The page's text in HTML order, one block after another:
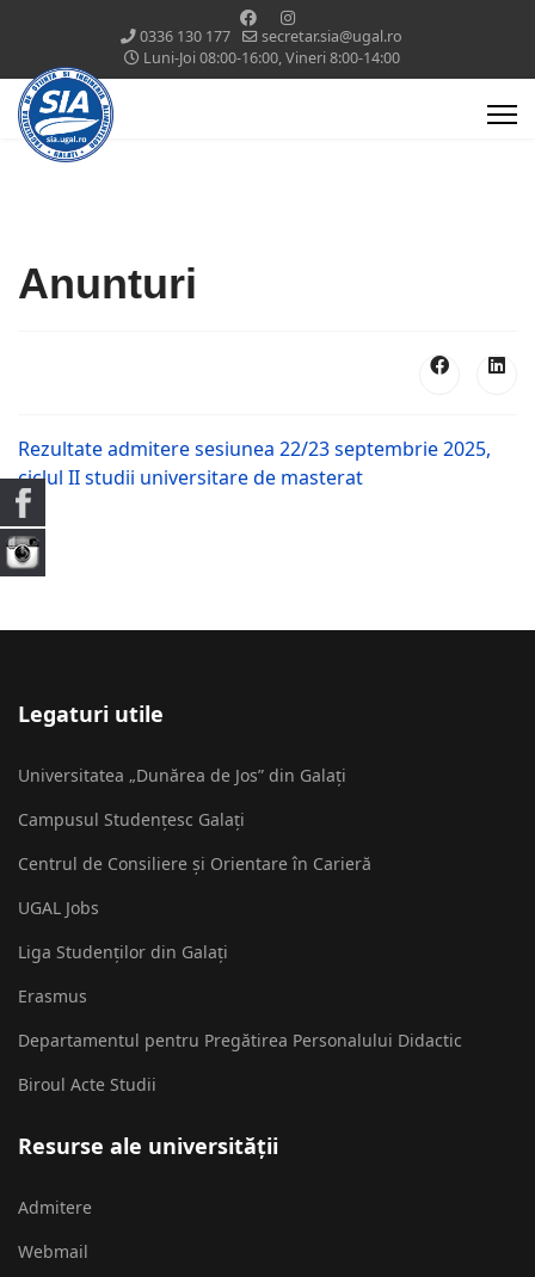
0336 130 177
secretar.sia@ugal.ro
Luni-Joi 08:00-16:00, Vineri 8:00-14:00
Anunturi
Rezultate admitere sesiunea 22/23 septembrie 2025,
ciclul II studii universitare de masterat
Legaturi utile
Universitatea „Dunărea de Jos” din Galați
Campusul Studențesc Galați
Centrul de Consiliere și Orientare în Carieră
UGAL Jobs
Liga Studenților din Galați
Erasmus
Departamentul pentru Pregătirea Personalului Didactic
Biroul Acte Studii
Resurse ale universității
Admitere
Webmail